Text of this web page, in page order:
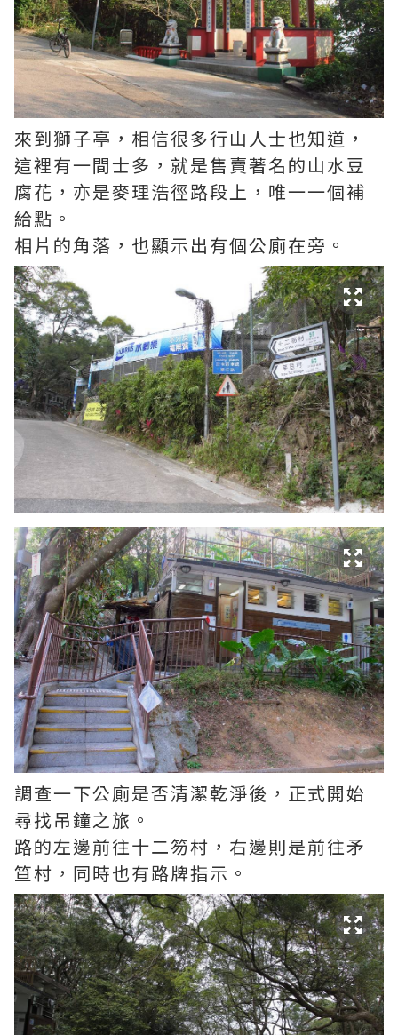
來到獅子亭，相信很多行山人士也知道，
這裡有一間士多，就是售賣著名的山水豆
腐花，亦是麥理浩徑路段上，唯一一個補
給點。
相片的角落，也顯示出有個公廁在旁。
調查一下公廁是否清潔乾淨後，正式開始
尋找吊鐘之旅。
路的左邊前往十二笏村，右邊則是前往矛
笪村，同時也有路牌指示。